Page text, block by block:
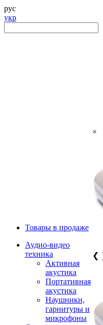
рус
укр
Товары в продаже
Аудио-видео
техника
Активная
акустика
Портативная
акустика
Наушники,
гарнитуры и
микрофоны
×
❮